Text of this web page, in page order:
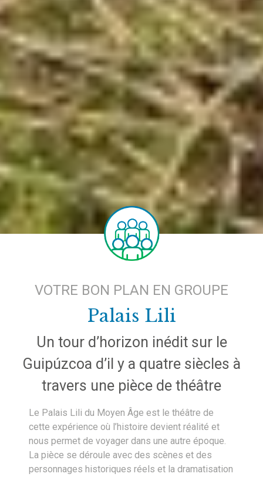
VOTRE BON PLAN EN GROUPE
Palais Lili
Un tour d’horizon inédit sur le
Guipúzcoa d’il y a quatre siècles à
travers une pièce de théâtre
Le Palais Lili du Moyen Âge est le théâtre de
cette expérience où l’histoire devient réalité et
nous permet de voyager dans une autre époque.
La pièce se déroule avec des scènes et des
personnages historiques réels et la dramatisation